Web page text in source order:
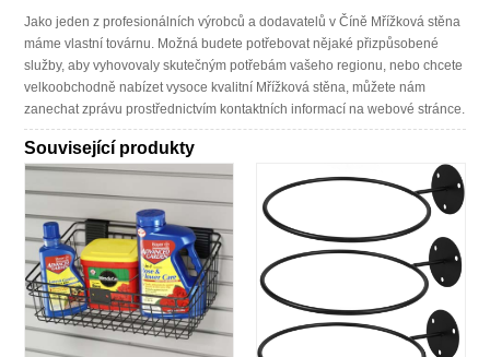
Jako jeden z profesionálních výrobců a dodavatelů v Číně Mřížková stěna
máme vlastní továrnu. Možná budete potřebovat nějaké přizpůsobené
služby, aby vyhovovaly skutečným potřebám vašeho regionu, nebo chcete
velkoobchodně nabízet vysoce kvalitní Mřížková stěna, můžete nám
zanechat zprávu prostřednictvím kontaktních informací na webové stránce.
Související produkty